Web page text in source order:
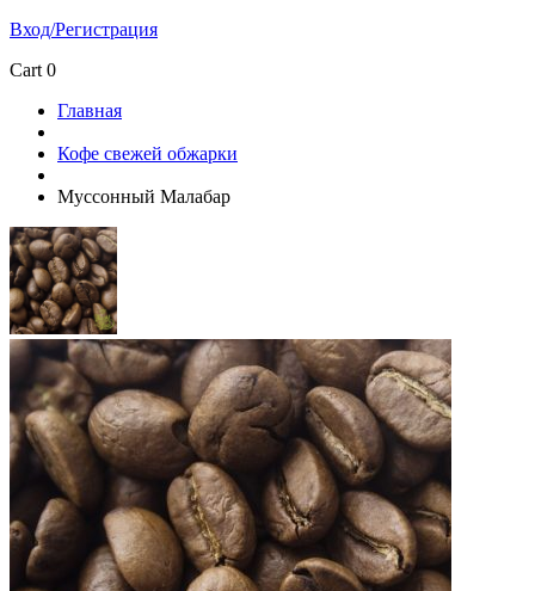
Вход/Регистрация
Cart 0
Главная
Кофе свежей обжарки
Муссонный Малабар